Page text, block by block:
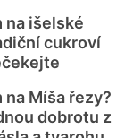
na išelské
cukroví
Míša řezy?
dobrotu z